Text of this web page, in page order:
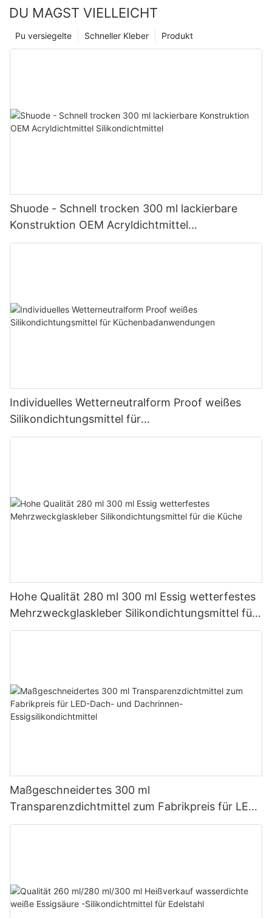
DU MAGST VIELLEICHT
Produkt
Schneller Kleber
Pu versiegelte
Shuode - Schnell trocken 300 ml lackierbare
Konstruktion OEM Acryldichtmittel
Silikondichtmittel
Individuelles Wetterneutralform Proof weißes
Silikondichtungsmittel für
Küchenbadanwendungen
Hohe Qualität 280 ml 300 ml Essig wetterfestes
Mehrzweckglaskleber Silikondichtungsmittel für
die Küche
Maßgeschneidertes 300 ml
Transparenzdichtmittel zum Fabrikpreis für LED-
Dach- und Dachrinnen-Essigsilikondichtmittel